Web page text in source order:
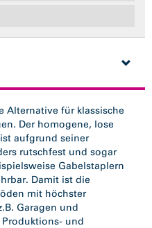
Alternative für klassische
Der homogene, lose
aufgrund seiner
rutschfest und sogar
Gabelstaplern
Damit ist die
mit höchster
Garagen und
und